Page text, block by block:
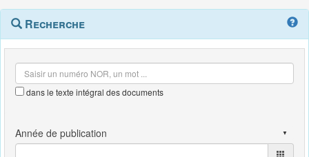
Navigation
outils
Menu
contextuel
Recherche
dans le texte intégral des documents